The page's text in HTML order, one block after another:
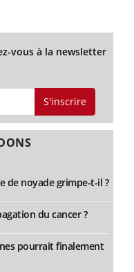
vous à la newsletter
S'inscrire
de noyade grimpe-t-il ?
du cancer ?
pourrait finalement